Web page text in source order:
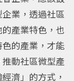
業，透過社區
產業特色，也
的產業，才能
動社區微型產
濟」的方式，